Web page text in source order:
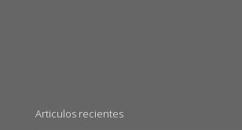
Articulos recientes